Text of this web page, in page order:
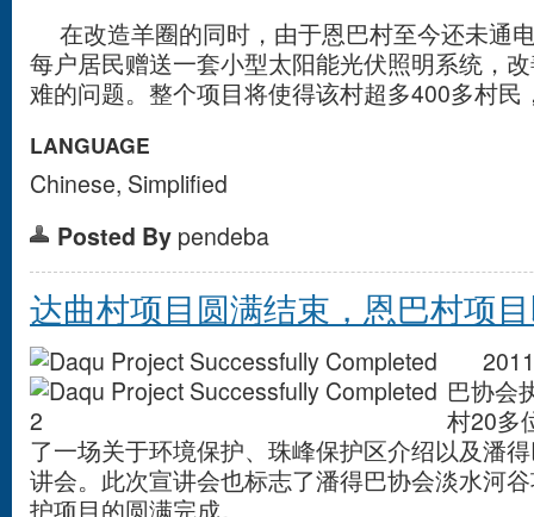
在改造羊圈的同时，由于恩巴村至今还未通
每户居民赠送一套小型太阳能光伏照明系统，
难的问题。整个项目将使得该村超多400多村民
LANGUAGE
Chinese, Simplified
Posted By pendeba
达曲村项目圆满结束，恩巴村项
2011
巴协会
村20多
了一场关于环境保护、珠峰保护区介绍以及潘
讲会。此次宣讲会也标志了潘得巴协会淡水河
护项目的圆满完成。